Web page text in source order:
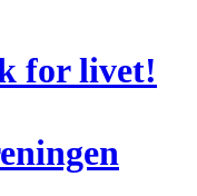
for livet!